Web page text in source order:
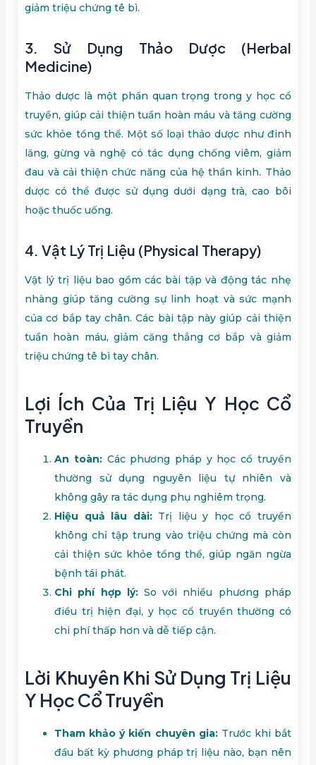
giảm triệu chứng tê bì.
3.Sử Dụng Thảo Dược (Herbal
Medicine)
Thảo dược là một phần quan trọng trong y học cổ
truyền, giúp cải thiện tuần hoàn máu và tăng cường
sức khỏe tổng thể. Một số loại thảo dược như đinh
lăng, gừng và nghệ có tác dụng chống viêm, giảm
đau và cải thiện chức năng của hệ thần kinh. Thảo
dược có thể được sử dụng dưới dạng trà, cao bôi
hoặc thuốc uống.
4.Vật Lý Trị Liệu (Physical Therapy)
Vật lý trị liệu bao gồm các bài tập và động tác nhẹ
nhàng giúp tăng cường sự linh hoạt và sức mạnh
của cơ bắp tay chân. Các bài tập này giúp cải thiện
tuần hoàn máu, giảm căng thẳng cơ bắp và giảm
triệu chứng tê bì tay chân.
Lợi Ích Của Trị Liệu Y Học Cổ
Truyền
An toàn:Các phương pháp y học cổ truyền
thường sử dụng nguyên liệu tự nhiên và
không gây ra tác dụng phụ nghiêm trọng.
Hiệu quả lâu dài:Trị liệu y học cổ truyền
không chỉ tập trung vào triệu chứng mà còn
cải thiện sức khỏe tổng thể, giúp ngăn ngừa
bệnh tái phát.
Chi phí hợp lý:So với nhiều phương pháp
điều trị hiện đại, y học cổ truyền thường có
chi phí thấp hơn và dễ tiếp cận.
Lời Khuyên Khi Sử Dụng Trị Liệu
Y Học Cổ Truyền
Tham khảo ý kiến chuyên gia:Trước khi bắt
đầu bất kỳ phương pháp trị liệu nào, bạn nên